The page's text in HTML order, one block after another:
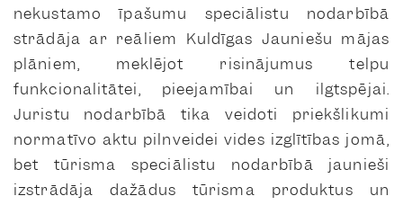
nekustamo īpašumu speciālistu nodarbībā
strādāja ar reāliem Kuldīgas Jauniešu mājas
plāniem, meklējot risinājumus telpu
funkcionalitātei, pieejamībai un ilgtspējai.
Juristu nodarbībā tika veidoti priekšlikumi
normatīvo aktu pilnveidei vides izglītības jomā,
bet tūrisma speciālistu nodarbībā jaunieši
izstrādāja dažādus tūrisma produktus un